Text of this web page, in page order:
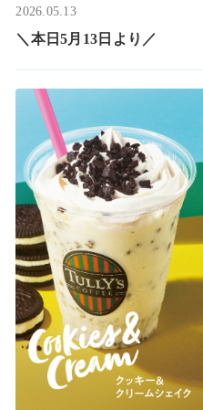
2026.05.13
＼本日5月13日より／